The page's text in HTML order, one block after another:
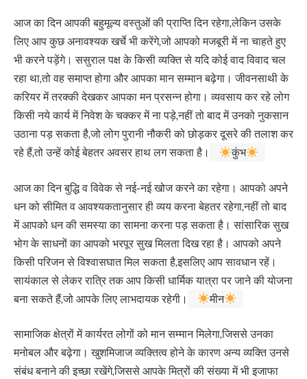
आज का दिन आपकी बहुमूल्य वस्तुओं की प्राप्ति दिन रहेगा,लेकिन उसके
लिए आप कुछ अनावश्यक खर्चे भी करेंगे,जो आपको मजबूरी में ना चाहते हुए
भी करने पड़ेंगे। ससुराल पक्ष के किसी व्यक्ति से यदि कोई वाद विवाद चल
रहा था,तो वह समाप्त होगा और आपका मान सम्मान बढ़ेगा। जीवनसाथी के
करियर में तरक्की देखकर आपका मन प्रसन्न होगा। व्यवसाय कर रहे लोग
किसी नये कार्य में निवेश के चक्कर में ना पड़े,नहीं तो बाद में उनको नुकसान
उठाना पड़ सकता है,जो लोग पुरानी नौकरी को छोड़कर दूसरे की तलाश कर
रहे हैं,तो उन्हें कोई बेहतर अवसर हाथ लग सकता है।
कुंभ
आज का दिन बुद्धि व विवेक से नई-नई खोज करने का रहेगा। आपको अपने
धन को सीमित व आवश्यकतानुसार ही व्यय करना बेहतर रहेगा,नहीं तो बाद
में आपको धन की समस्या का सामना करना पड़ सकता है। सांसारिक सुख
भोग के साधनों का आपको भरपूर सुख मिलता दिख रहा है। आपको अपने
किसी परिजन से विश्वासघात मिल सकता है,इसलिए आप सावधान रहें।
सायंकाल से लेकर रात्रि तक आप किसी धार्मिक यात्रा पर जाने की योजना
बना सकते हैं,जो आपके लिए लाभदायक रहेगी।
मीन
सामाजिक क्षेत्रों में कार्यरत लोगों को मान सम्मान मिलेगा,जिससे उनका
मनोबल और बढ़ेगा। खुशमिजाज व्यक्तित्व होने के कारण अन्य व्यक्ति उनसे
संबंध बनाने की इच्छा रखेंगे,जिससे आपके मित्रों की संख्या में भी इजाफा